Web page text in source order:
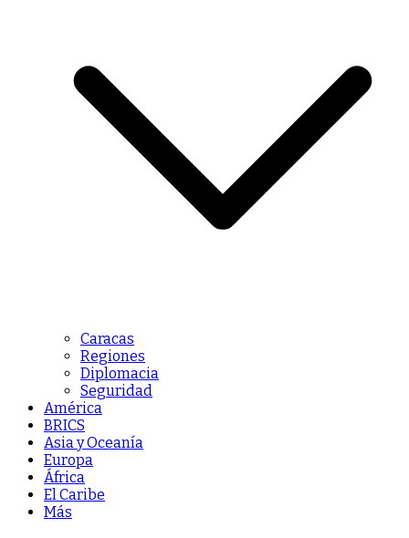
Caracas
Regiones
Diplomacia
Seguridad
América
BRICS
Asia y Oceanía
Europa
África
El Caribe
Más